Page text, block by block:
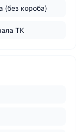
(без короба)
ТК